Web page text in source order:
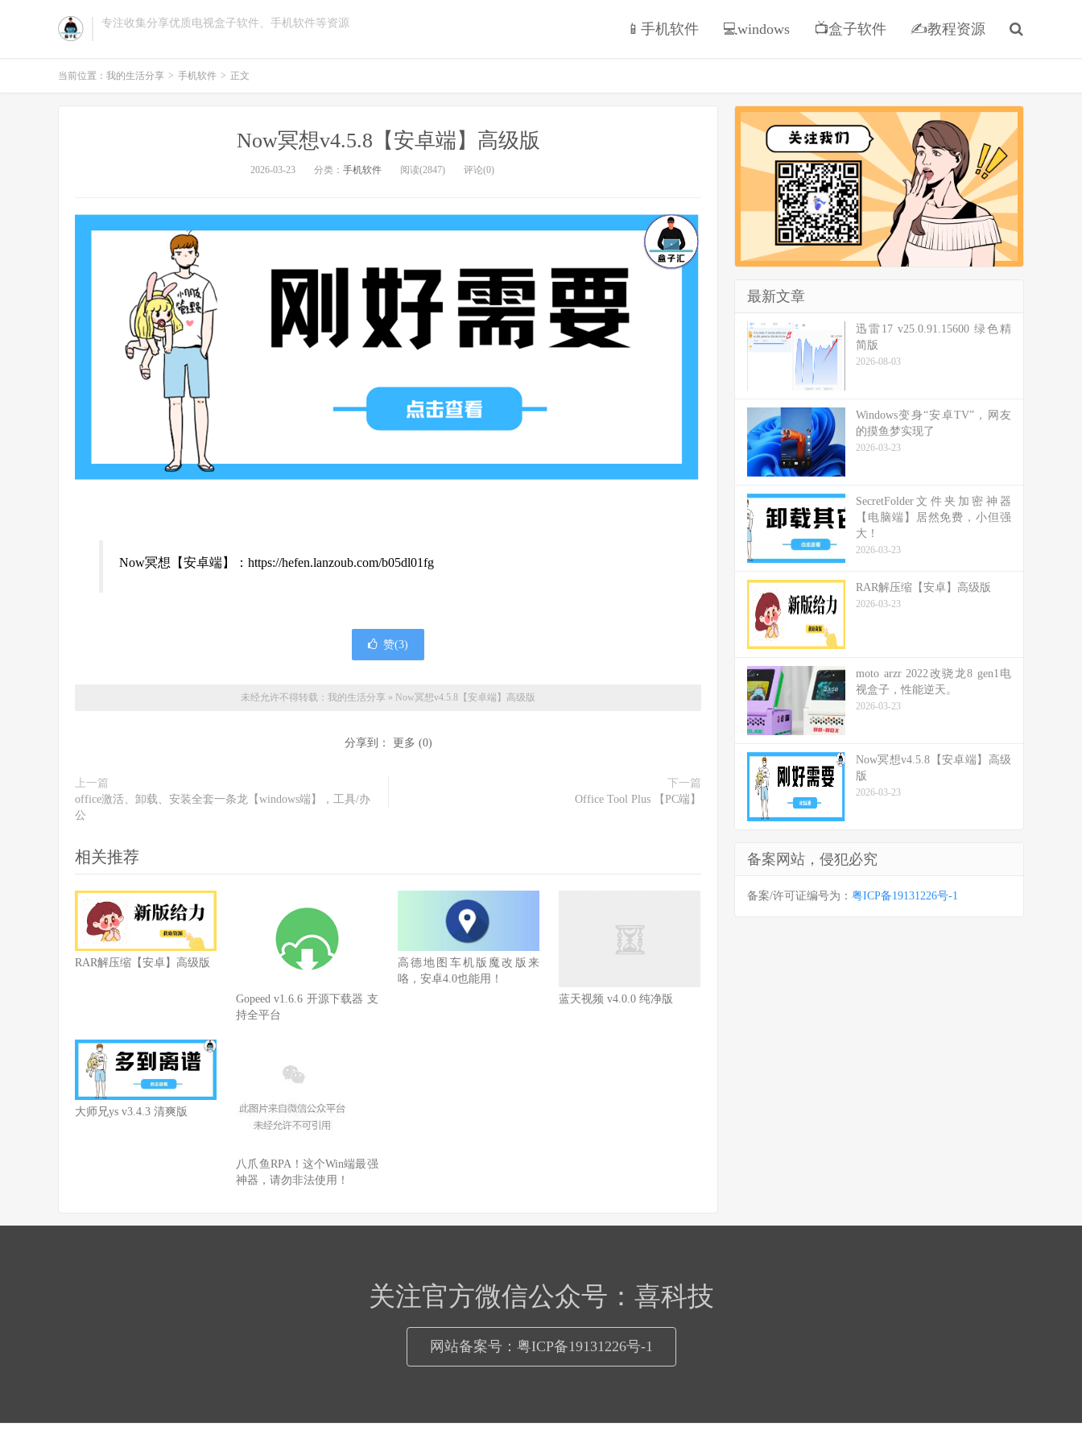
专注收集分享优质电视盒子软件、手机软件等资源 📱手机软件 💻windows 📺盒子软件 ✍教程资源
当前位置： 我的生活分享 > 手机软件 > 正文
Now冥想v4.5.8【安卓端】高级版
2026-03-23 分类： 手机软件 阅读(2847) 评论(0)
Now冥想【安卓端】：https://hefen.lanzoub.com/b05dl01fg
赞(3)
未经允许不得转载： 我的生活分享 » Now冥想v4.5.8【安卓端】高级版
分享到： 更多 (0)
上一篇
office激活、卸载、安装全套一条龙【windows端】，工具/办
公
下一篇
Office Tool Plus 【PC端】
相关推荐
RAR解压缩【安卓】高级版
Gopeed v1.6.6 开源下载器 支
持全平台
高德地图车机版魔改版来
咯，安卓4.0也能用！
蓝天视频 v4.0.0 纯净版
大师兄ys v3.4.3 清爽版
八爪鱼RPA！这个Win端最强
神器，请勿非法使用！
最新文章
迅雷17 v25.0.91.15600 绿色精
简版
2026-08-03
Windows变身“安卓TV”，网友
的摸鱼梦实现了
2026-03-23
SecretFolder文件夹加密神器
【电脑端】居然免费，小但强
大！
2026-03-23
RAR解压缩【安卓】高级版
2026-03-23
moto arzr 2022改骁龙8 gen1电
视盒子，性能逆天。
2026-03-23
Now冥想v4.5.8【安卓端】高级
版
2026-03-23
备案网站，侵犯必究
备案/许可证编号为： 粤ICP备19131226号-1
关注官方微信公众号：喜科技
网站备案号：粤ICP备19131226号-1